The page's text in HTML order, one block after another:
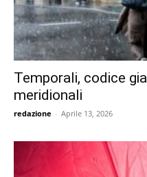
Temporali, codice
meridionali
redazione - Aprile 13, 2026